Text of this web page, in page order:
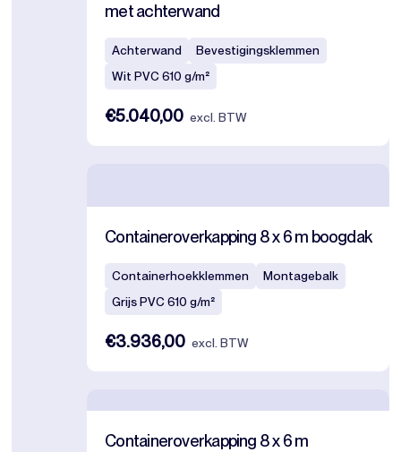
met achterwand
Achterwand
Bevestigingsklemmen
Wit PVC 610 g/m²
€5.040,00 excl. BTW
Containeroverkapping 8 x 6 m boogdak
Containerhoekklemmen
Montagebalk
Grijs PVC 610 g/m²
€3.936,00 excl. BTW
Containeroverkapping 8 x 6 m